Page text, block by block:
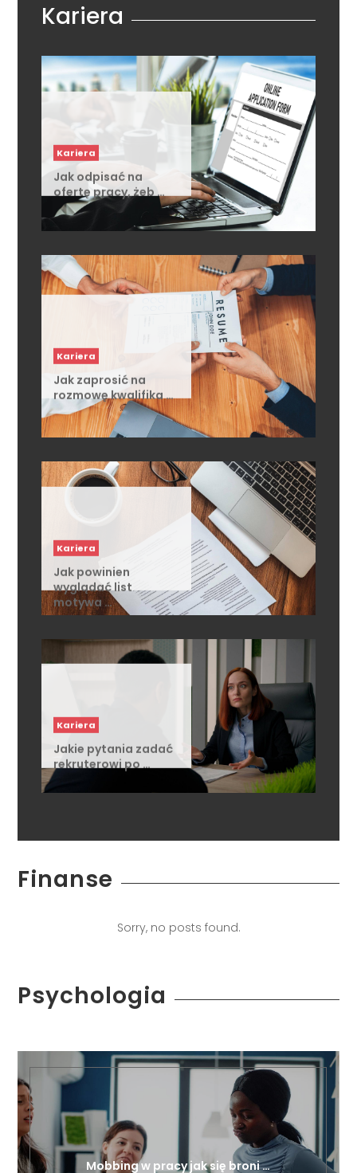
Kariera
Kariera
Jak odpisać na
ofertę pracy, żeb …
Kariera
Jak zaprosić na
rozmowę kwalifika …
Kariera
Jak powinien
wyglądać list
motywa …
Kariera
Jakie pytania zadać
rekruterowi po …
Finanse
Sorry, no posts found.
Psychologia
Mobbing w pracy jak się broni …